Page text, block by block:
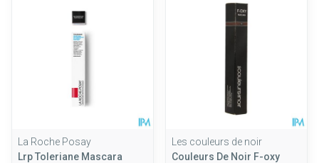
La Roche Posay
Lrp Toleriane Mascara
Les couleurs de noir
Couleurs De Noir F-oxy